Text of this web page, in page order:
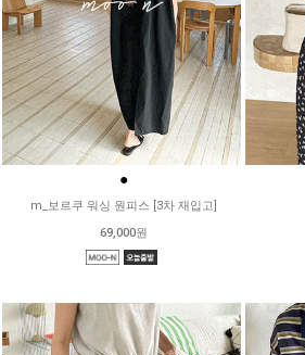
●
m_보르쿠 워싱 원피스 [3차 재입고]
69,000원